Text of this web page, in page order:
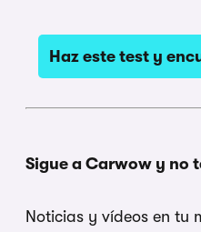
Haz este test y
Sigue a Carwow y no
Noticias y vídeos en tu